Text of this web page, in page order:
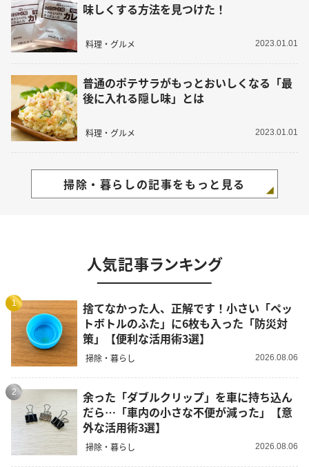
味しくする方法を見つけた！
料理・グルメ 2023.01.01
普通のポテサラがもっとおいしくなる「最
後に入れる隠し味」とは
料理・グルメ 2023.01.01
掃除・暮らしの記事をもっと見る
人気記事ランキング
1
捨てなかった人、正解です！小さい「ペッ
トボトルのふた」に6枚も入った「防災対
策」【便利な活用術3選】
掃除・暮らし 2026.08.06
2
余った「ダブルクリップ」を車に持ち込ん
だら…「車内の小さな不便が減った」【意
外な活用術3選】
掃除・暮らし 2026.08.06